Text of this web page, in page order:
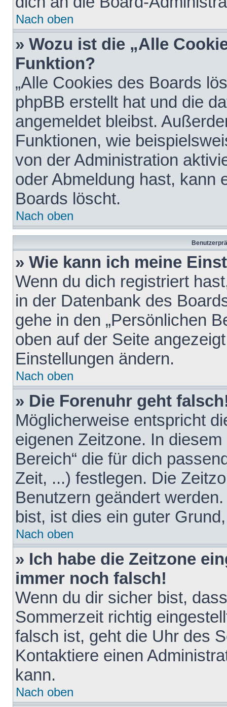
Nach oben
» Wozu ist die „Alle
Funktion?
„Alle Cookies des Boards
phpBB erstellt hat und die
angemeldet bleibst.
Funktionen, wie
von der Administration
oder Abmeldung hast, kann
Boards löscht.
Nach oben
» Wie kann ich meine
Wenn du dich registriert
in der Datenbank des
gehe in den „Persönlichen
oben auf der Seite
Einstellungen ändern.
Nach oben
» Die Forenuhr geht
Möglicherweise entspricht
eigenen Zeitzone. In
Bereich“ die für dich
Zeit, ...) festlegen. Die
Benutzern geändert
bist, ist dies ein guter
Nach oben
» Ich habe die Zeitzone
immer noch falsch!
Wenn du dir sicher bist,
Sommerzeit richtig
falsch ist, geht die Uhr des
Kontaktiere einen
kann.
Nach oben